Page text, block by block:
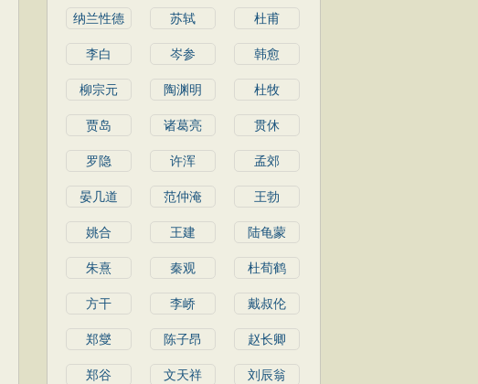
纳兰性德 苏轼 杜甫
李白 岑参 韩愈
柳宗元 陶渊明 杜牧
贾岛 诸葛亮 贯休
罗隐 许浑 孟郊
晏几道 范仲淹 王勃
姚合 王建 陆龟蒙
朱熹 秦观 杜荀鹤
方干 李峤 戴叔伦
郑燮 陈子昂 赵长卿
郑谷 文天祥 刘辰翁